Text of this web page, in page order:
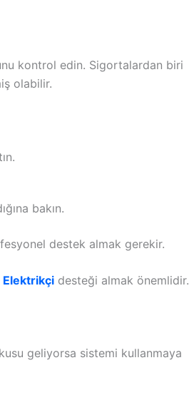
kontrol edin. Sigortalardan biri
olabilir.
bakın.
destek almak gerekir.
Elektrikçi desteği almak önemlidir.
geliyorsa sistemi kullanmaya